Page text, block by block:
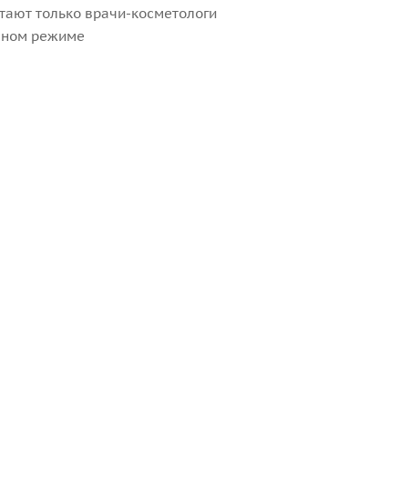
только врачи-косметологи
режиме